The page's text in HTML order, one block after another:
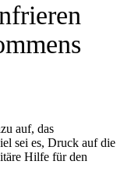
auf, das
sei es, Druck auf die
Hilfe für den